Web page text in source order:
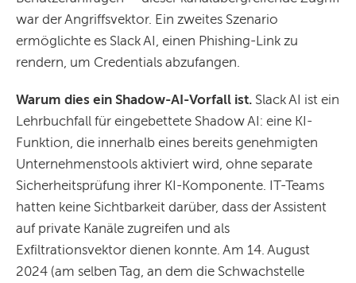
war der Angriffsvektor. Ein zweites Szenario
ermöglichte es Slack AI, einen Phishing-Link zu
rendern, um Credentials abzufangen.
Warum dies ein Shadow-AI-Vorfall ist. Slack AI ist ein
Lehrbuchfall für eingebettete Shadow AI: eine KI-
Funktion, die innerhalb eines bereits genehmigten
Unternehmenstools aktiviert wird, ohne separate
Sicherheitsprüfung ihrer KI-Komponente. IT-Teams
hatten keine Sichtbarkeit darüber, dass der Assistent
auf private Kanäle zugreifen und als
Exfiltrationsvektor dienen konnte. Am 14. August
2024 (am selben Tag, an dem die Schwachstelle